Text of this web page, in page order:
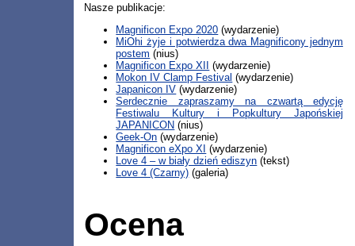
Nasze publikacje:
Magnificon Expo 2020 (wydarzenie)
MiOhi żyje i potwierdza dwa Magnificony jednym
postem (nius)
Magnificon Expo XII
(wydarzenie)
Mokon IV Clamp Festival (wydarzenie)
Japanicon IV (wydarzenie)
Serdecznie zapraszamy na czwartą edycję
Festiwalu Kultury i Popkultury Japońskiej
JAPANICON (nius)
Geek-On (wydarzenie)
Magnificon eXpo XI (wydarzenie)
Love 4 – w biały dzień ediszyn (tekst)
Love 4 (Czarny) (galeria)
Ocena